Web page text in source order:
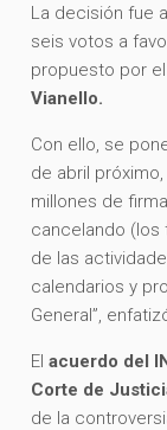
La decisión fue
seis votos a
propuesto por
Vianello.
Con ello, se
de abril
millones de
cancelando (los
de las
calendarios y
General”,
Elacuerdo del
Corte de
de la